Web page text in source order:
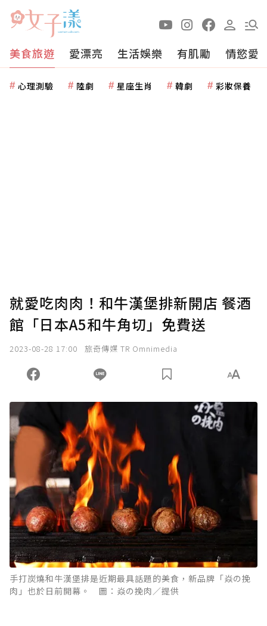
美食旅遊 愛漂亮 生活娛樂 有肌勵 情慾愛
心理測驗 陸劇 星座生肖 韓劇 彩妝保養
就愛吃肉肉！和牛漢堡排新開店 餐酒
館「日本A5和牛角切」免費送
2023-08-28 17:00 旅奇傳媒 TR Omnimedia
手打炭燒和牛漢堡排是近期最具話題的美食，新品牌「焱の挽
肉」也於日前開幕。 圖：焱の挽肉／提供